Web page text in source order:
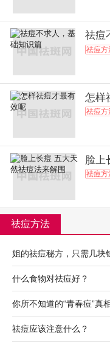
祛痘
祛痘方
怎样
祛痘方
脸上
祛痘方
祛痘方法
姐的祛痘秘方，只需几块
什么食物对祛痘好？
你所不知道的“青春痘”真
祛痘应该注意什么？